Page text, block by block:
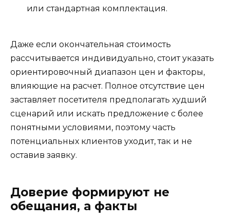
или стандартная комплектация.
Даже если окончательная стоимость
рассчитывается индивидуально, стоит указать
ориентировочный диапазон цен и факторы,
влияющие на расчет. Полное отсутствие цен
заставляет посетителя предполагать худший
сценарий или искать предложение с более
понятными условиями, поэтому часть
потенциальных клиентов уходит, так и не
оставив заявку.
Доверие формируют не
обещания, а факты